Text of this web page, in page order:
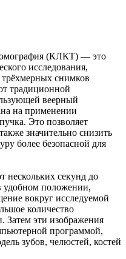
(КЛКТ) — это
исследования,
снимков
традиционной
веерный
на применении
Это позволяет
значительно снизить
более безопасной для
нескольких секунд до
удобном положении,
вокруг исследуемой
количество
Затем эти изображения
программой,
зубов, челюстей, костей